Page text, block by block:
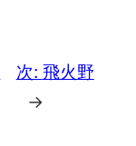
次: 飛火野
→